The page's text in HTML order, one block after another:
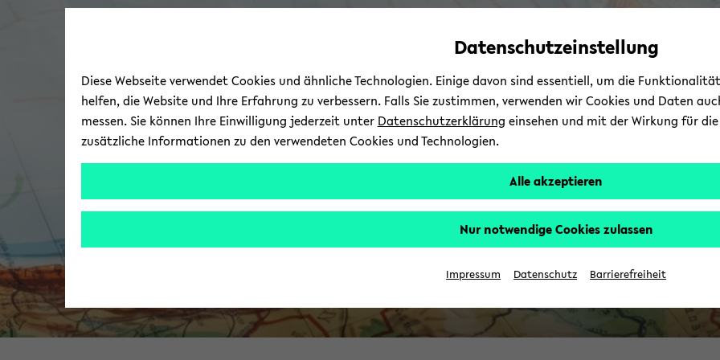
Automatische
vermeiden
zum
wechseln
zum
wechseln
zum
wechseln
Datenschutzeinstellung
Diese Webseite verwendet Cookies und ähnliche Technologien. Einige davon sind essentiell, um die
helfen, die Website und Ihre Erfahrung zu verbessern. Falls Sie zustimmen, verwenden wir Cookies und Daten
messen. Sie können Ihre Einwilligung jederzeit unter Datenschutzerklärung einsehen und mit der Wirkung für
zusätzliche Informationen zu den verwendeten Cookies und Technologien.
Alle akzeptieren
Nur notwendige Cookies zulassen
Impressum Datenschutz Barrierefreiheit